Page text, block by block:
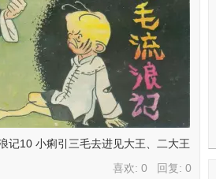
记10 小痢引三毛去进见大王、二大王
喜欢: 0 回复:0